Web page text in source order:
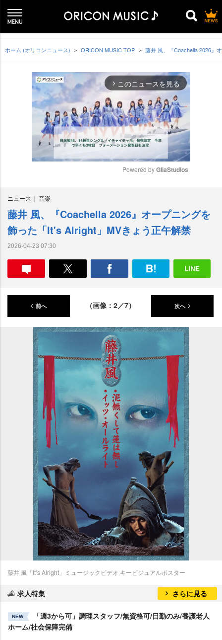
ホーム (オリコンニュース) ORICON MUSIC TOP 藤井 風、『Coachella 2026』
arrow_forward_ios このニュースを見る
Powered by GliaStudios
ニュース 音楽
藤井 風、『Coachella 2026』オープニングを
飾った「It's Alright」MVきょう正午解禁
2026-04-23 07:30
前へ （画像：2／7） 次へ
藤井 風「It’s Alright」ミュージックビデオ キービジュアルポスター
求人特集 さらに見る
NEW
「週3から可」調理スタッフ/無資格可/日勤のみ/養護老人
ホーム/社会保障完備